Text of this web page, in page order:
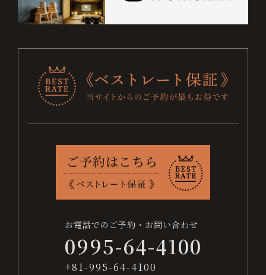
お電話でのご予約・お問い合わせ
0995-64-4100
+81-995-64-4100